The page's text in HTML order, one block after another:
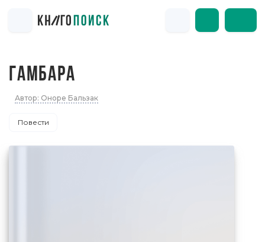
ГАМБАРА
Автор: Оноре Бальзак
Повести